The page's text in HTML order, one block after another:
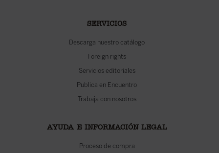
SERVICIOS
Descarga nuestro catálogo
Foreign rights
Servicios editoriales
Publica en Encuentro
Trabaja con nosotros
AYUDA E INFORMACIÓN LEGAL
Proceso de compra